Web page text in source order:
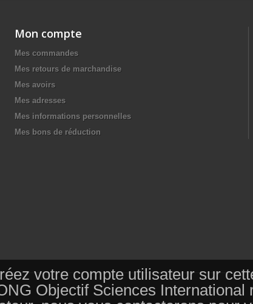
votre compte utilisateur sur
Objectif Sciences
Mon compte
Mes commandes
Mes retours de marchandise
Mes avoirs
Mes adresses
Mes informations personnelles
Mes bons de réduction